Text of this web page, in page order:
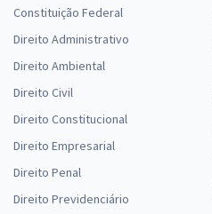
Constituição Federal
Direito Administrativo
Direito Ambiental
Direito Civil
Direito Constitucional
Direito Empresarial
Direito Penal
Direito Previdenciário